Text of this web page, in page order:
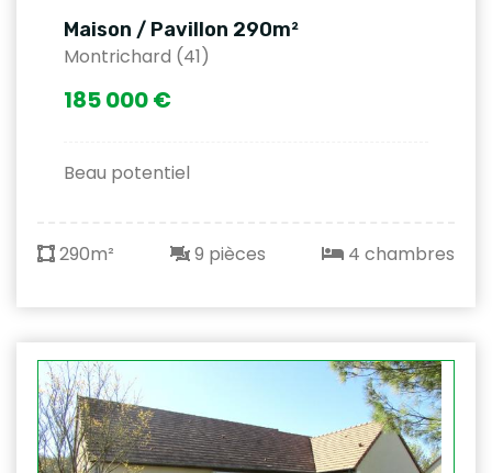
Maison / Pavillon 290m²
Montrichard (41)
185 000 €
Beau potentiel
290m² 9 pièces 4 chambres